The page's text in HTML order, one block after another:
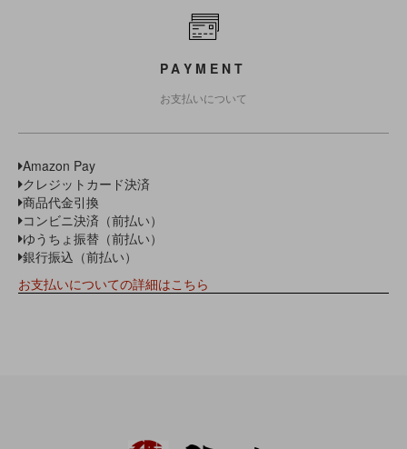
PAYMENT
お支払いについて
Amazon Pay
クレジットカード決済
商品代金引換
コンビニ決済（前払い）
ゆうちょ振替（前払い）
銀行振込（前払い）
お支払いについての詳細はこちら